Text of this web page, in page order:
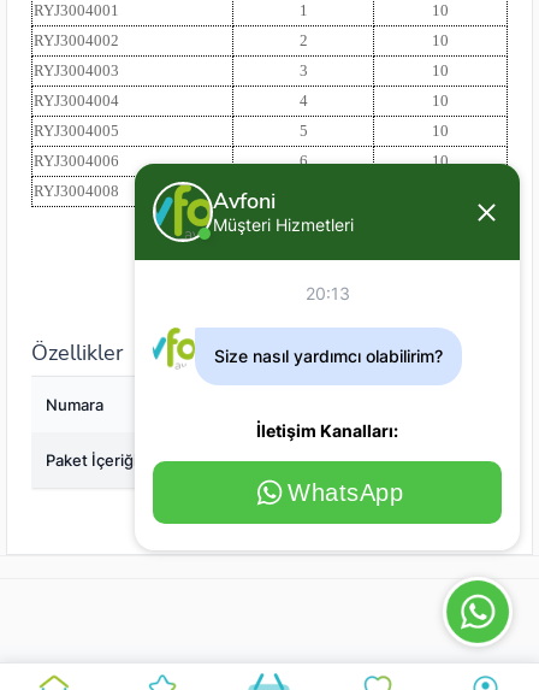
RYJ3004001
1
10
RYJ3004002
2
10
RYJ3004003
3
10
RYJ3004004
4
10
RYJ3004005
5
10
RYJ3004006
6
10
RYJ3004008
Özellikler
Numara
Paket İçeriği 10
Avfoni
Müşteri Hizmetleri
20:13
Size nasıl yardımcı olabilirim?
İletişim Kanalları:
WhatsApp